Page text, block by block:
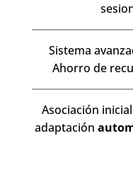
Sistema
Ahorro de
Asociación
adaptación